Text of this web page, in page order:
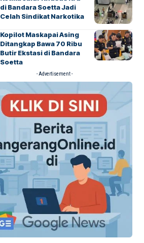
di Bandara Soetta Jadi
Celah Sindikat Narkotika
Kopilot Maskapai Asing
Ditangkap Bawa 70 Ribu
Butir Ekstasi di Bandara
Soetta
- Advertisement -